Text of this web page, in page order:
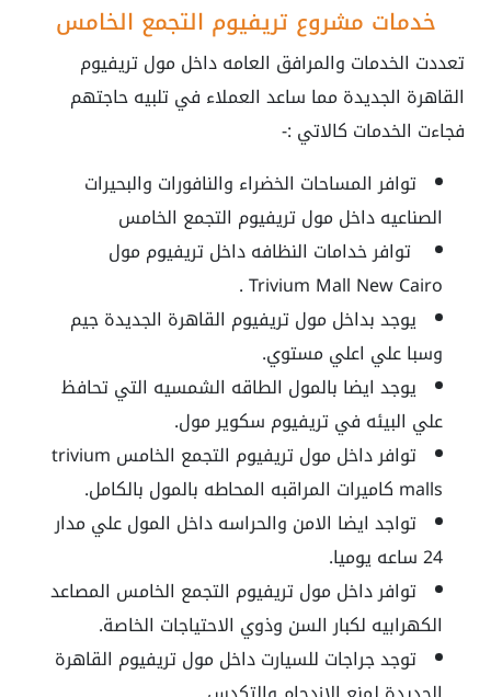
خدمات مشروع تريفيوم التجمع الخامس
تعددت الخدمات والمرافق العامه داخل مول تريفيوم
القاهرة الجديدة مما ساعد العملاء في تلبيه حاجتهم
فجاءت الخدمات كالاتي :-
توافر المساحات الخضراء والنافورات والبحيرات
الصناعيه داخل مول تريفيوم التجمع الخامس
توافر خدامات النظافه داخلتريفيوم مول
Trivium Mall New Cairo .
يوجد بداخل مول تريفيوم القاهرة الجديدة جيم
وسبا علي اعلي مستوي.
يوجد ايضا بالمول الطاقه الشمسيه التي تحافظ
علي البيئه فيتريفيوم سكوير مول.
توافر داخل مول تريفيوم التجمع الخامس trivium
malls كاميرات المراقبه المحاطه بالمول بالكامل.
تواجد ايضا الامن والحراسه داخل المول علي مدار
24 ساعه يوميا.
توافر داخل مول تريفيوم التجمع الخامس المصاعد
الكهرابيه لكبار السن وذوي الاحتياجات الخاصة.
توجد جراجات للسيارت داخل مول تريفيوم القاهرة